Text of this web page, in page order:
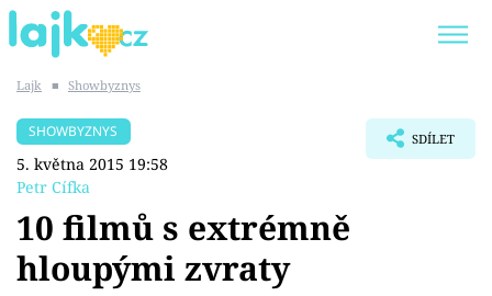
SHOPAHOLICADEL
Témata
Lajk ■ Showbyznys
SHOWBYZNYS
5. května 2015 19:58
Petr Cífka
SDÍLET
10 filmů s extrémně
hloupými zvraty